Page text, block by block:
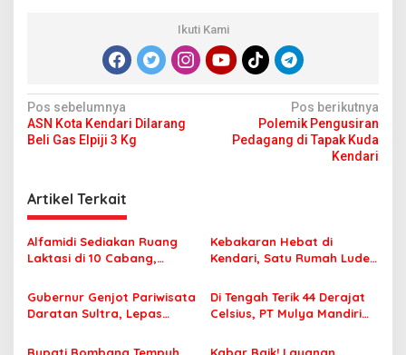
Ikuti Kami
N
a
i
g
a
s
i
p
Pos sebelumnya
ASN Kota Kendari Dilarang
Beli Gas Elpiji 3 Kg
Pos berikutnya
Polemik Pengusiran
Pedagang di Tapak Kuda
Kendari
Artikel Terkait
Alfamidi Sediakan Ruang
Laktasi di 10 Cabang,
ASI Eksklusif
Kebakaran Hebat di
Kendari, Satu Rumah Ludes
Gubernur Genjot Pariwisata
Daratan Sultra, Lepas
Tiga Kabupaten Unggulan
Di Tengah Terik 44 Derajat
Celsius, PT Mulya Mandiri
Jamaah Tetap Sehat dan